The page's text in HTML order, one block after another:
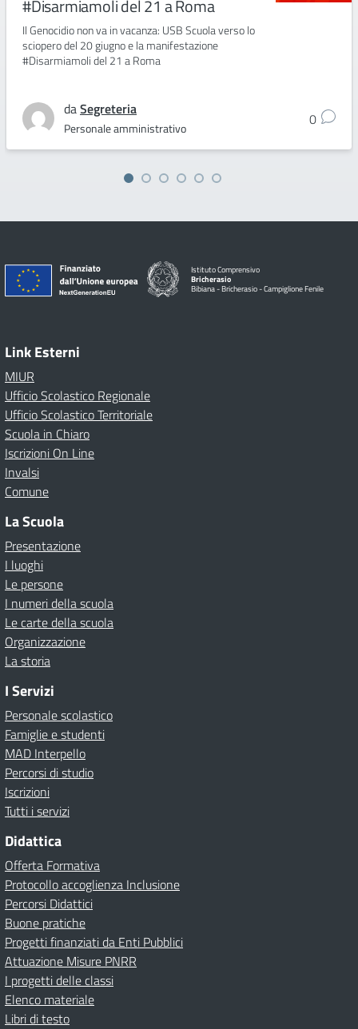
#Disarmiamoli del 21 a Roma
Il Genocidio non va in vacanza: USB Scuola verso lo
sciopero del 20 giugno e la manifestazione
#Disarmiamoli del 21 a Roma
daSegreteria
Personale amministrativo 0
Istituto Comprensivo
Bricherasio
Bibiana - Bricherasio - Campiglione Fenile
Link Esterni
MIUR
Ufficio Scolastico Regionale
Ufficio Scolastico Territoriale
Scuola in Chiaro
Iscrizioni On Line
Invalsi
Comune
La Scuola
Presentazione
I luoghi
Le persone
I numeri della scuola
Le carte della scuola
Organizzazione
La storia
I Servizi
Personale scolastico
Famiglie e studenti
MAD Interpello
Percorsi di studio
Iscrizioni
Tutti i servizi
Didattica
Offerta Formativa
Protocollo accoglienza Inclusione
Percorsi Didattici
Buone pratiche
Progetti finanziati da Enti Pubblici
Attuazione Misure PNRR
I progetti delle classi
Elenco materiale
Libri di testo